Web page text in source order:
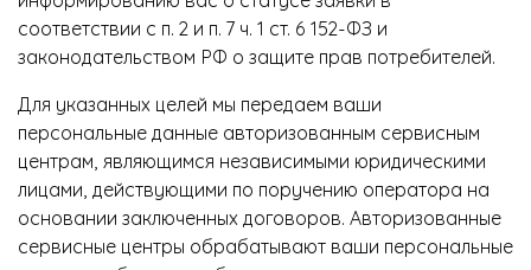
соответствии с п. 2 и п. 7 ч. 1 ст. 6 152-ФЗ и
законодательством РФ о защите прав потребителей.
Для указанных целей мы передаем ваши
персональные данные авторизованным сервисным
центрам, являющимся независимыми юридическими
лицами, действующими по поручению оператора на
основании заключенных договоров. Авторизованные
сервисные центры обрабатывают ваши персональные